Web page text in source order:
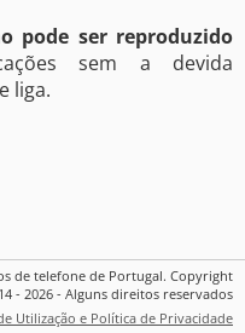
pode ser reproduzido
sem a devida
liga.
de telefone de Portugal. Copyright
- 2026 - Alguns direitos reservados
Utilização e Política de Privacidade